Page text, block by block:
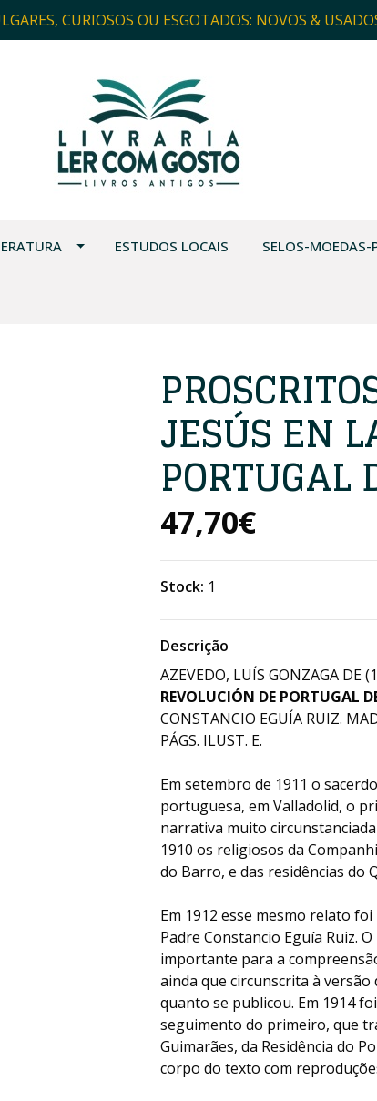
CURIOSOS OU ESGOTADOS: NOVOS &
ESTUDOS LOCAIS SELOS-MOEDAS-
JESÚS EN
PORTUGAL
47,70€
Stock: 1
Descrição
AZEVEDO, LUÍS GONZAGA DE
REVOLUCIÓN DE PORTUGAL
CONSTANCIO EGUÍA RUIZ.
PÁGS. ILUST. E.
Em setembro de 1911 o
portuguesa, em Valladolid, o
narrativa muito
1910 os religiosos da
do Barro, e das residências do
Em 1912 esse mesmo relato
Padre Constancio Eguía Ruiz.
importante para a
ainda que circunscrita à
quanto se publicou. Em 1914
seguimento do primeiro, que
Guimarães, da Residência do
corpo do texto com